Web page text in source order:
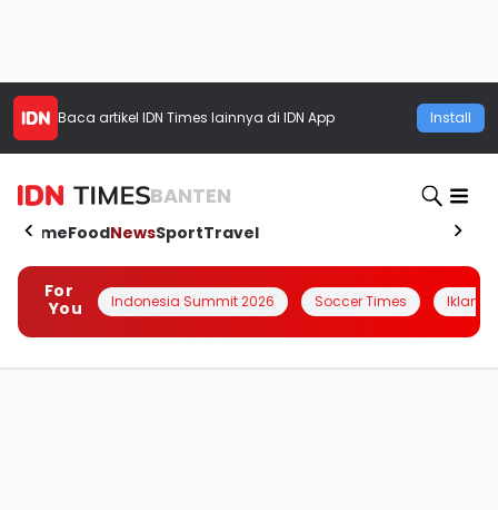
Baca artikel IDN Times lainnya di IDN App Install
BANTEN
HomeFoodNewsSportTravel
For
You
Indonesia Summit 2026 Soccer Times Iklanin